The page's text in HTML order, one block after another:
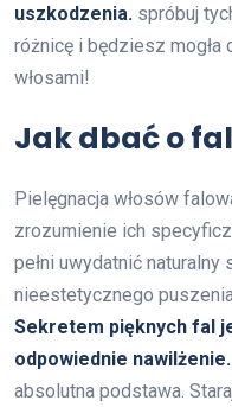
uszkodzenia. spróbuj
różnicę i będziesz
włosami!
Jak dbać o
Pielęgnacja włosów
zrozumienie ich
pełni uwydatnić
nieestetycznego
Sekretem pięknych fal
odpowiednie nawilżenie.
absolutna podstawa.